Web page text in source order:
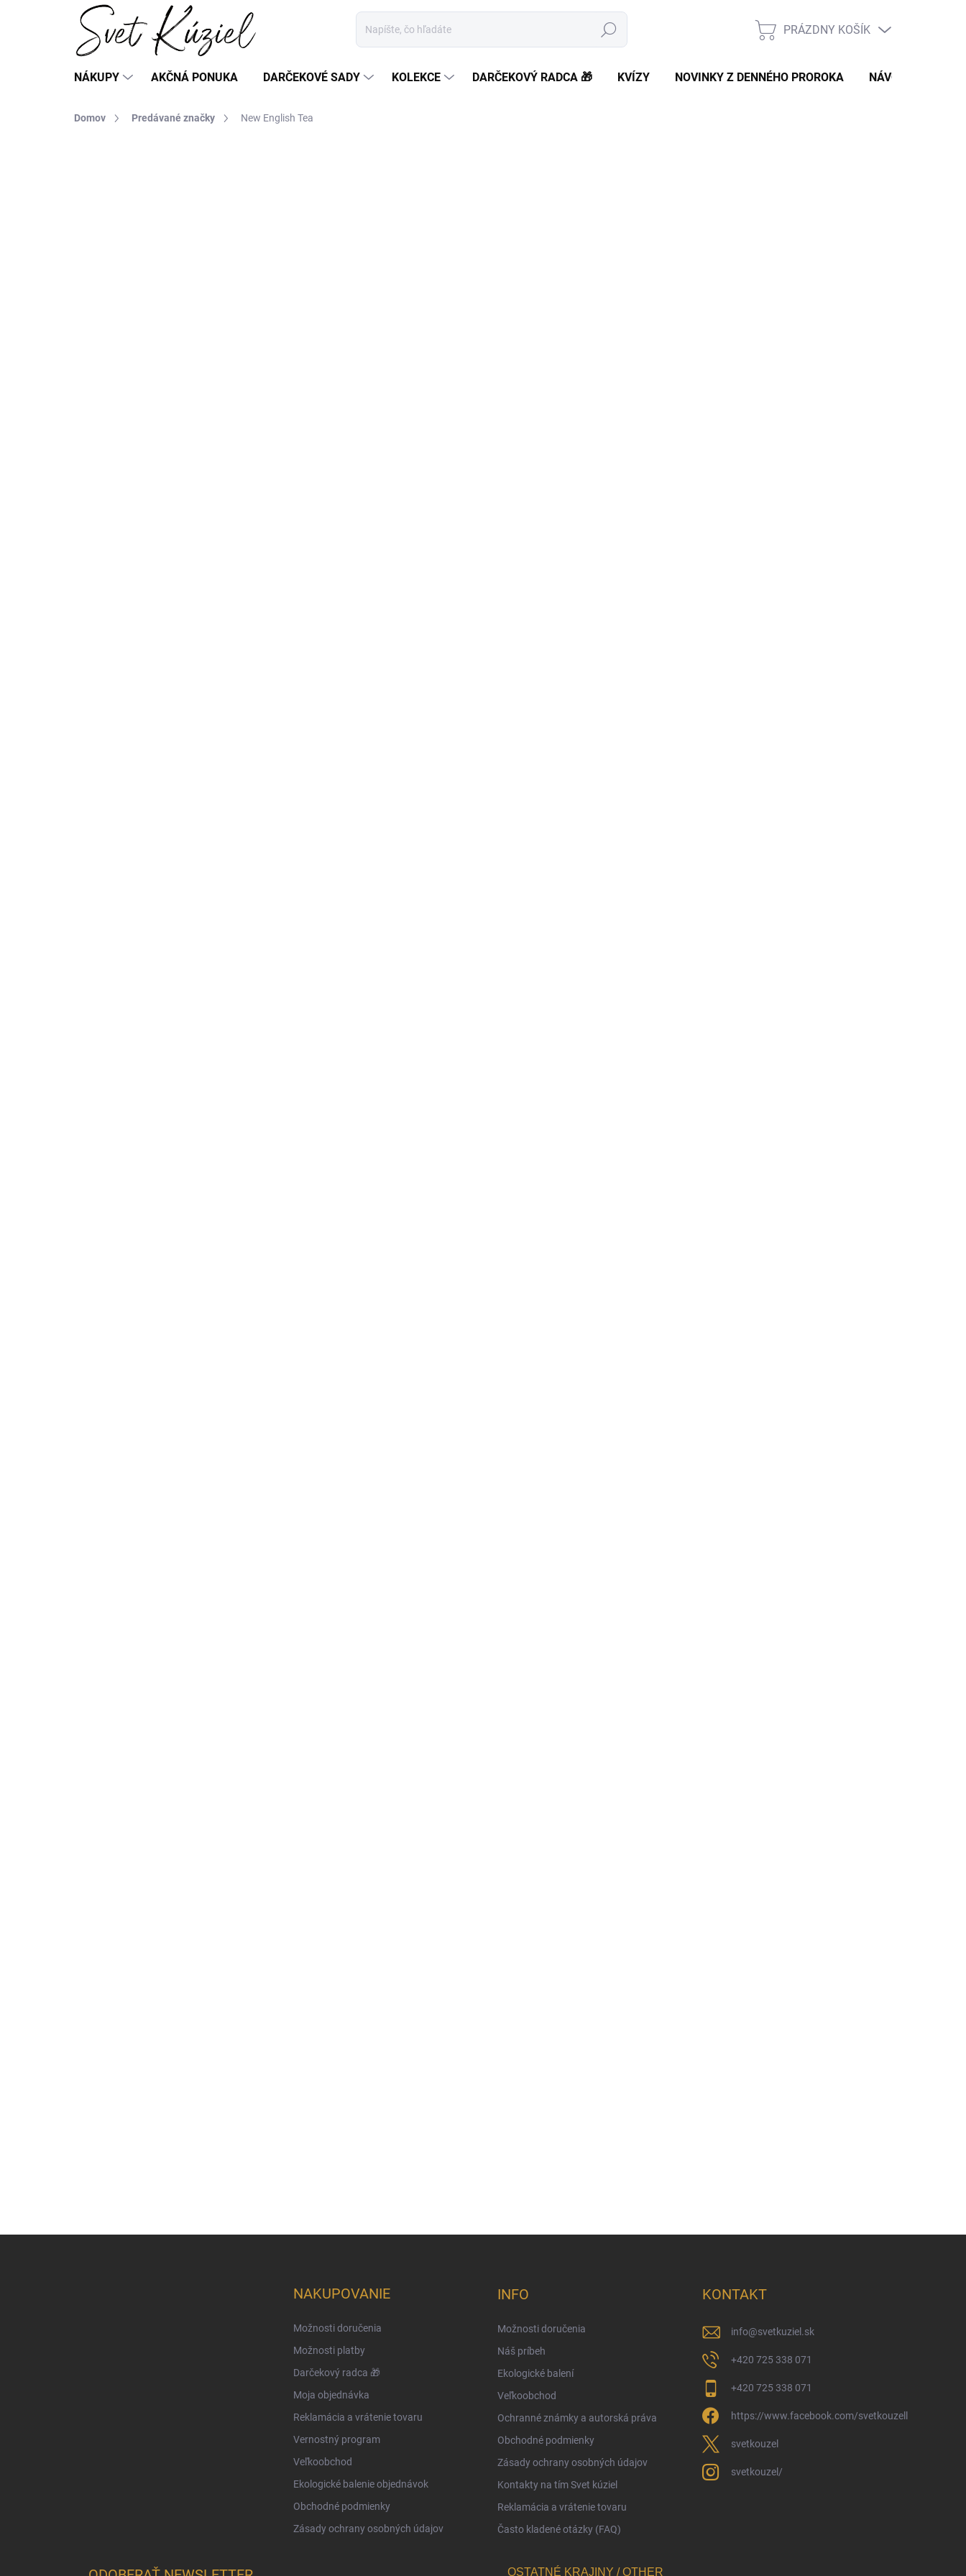
Hľadať
NÁKUPNÝ
PRÁZDNY KOŠÍK
NÁKUPY AKČNÁ PONUKA DARČEKOVÉ SADY KOLEKCE DARČEKOVÝ RADCA 🎁 KVÍZY NOVINKY Z DENNÉHO PROROKA NÁVODY A TIPY
Domov Predávané značky New English Tea
NAKUPOVANIE
Možnosti doručenia
Možnosti platby
Darčekový radca 🎁
Moja objednávka
Reklamácia a vrátenie tovaru
Vernostný program
Veľkoobchod
Ekologické balenie objednávok
Obchodné podmienky
Zásady ochrany osobných údajov
INFO
Možnosti doručenia
Náš príbeh
Ekologické balení
Veľkoobchod
Ochranné známky a autorská práva
Obchodné podmienky
Zásady ochrany osobných údajov
Kontakty na tím Svet kúziel
Reklamácia a vrátenie tovaru
Často kladené otázky (FAQ)
KONTAKT
info@svetkuziel.sk
+420 725 338 071
+420 725 338 071
https://www.facebook.com/svetkouzell
svetkouzel
svetkouzel/
OSTATNÉ KRAJINY / OTHER